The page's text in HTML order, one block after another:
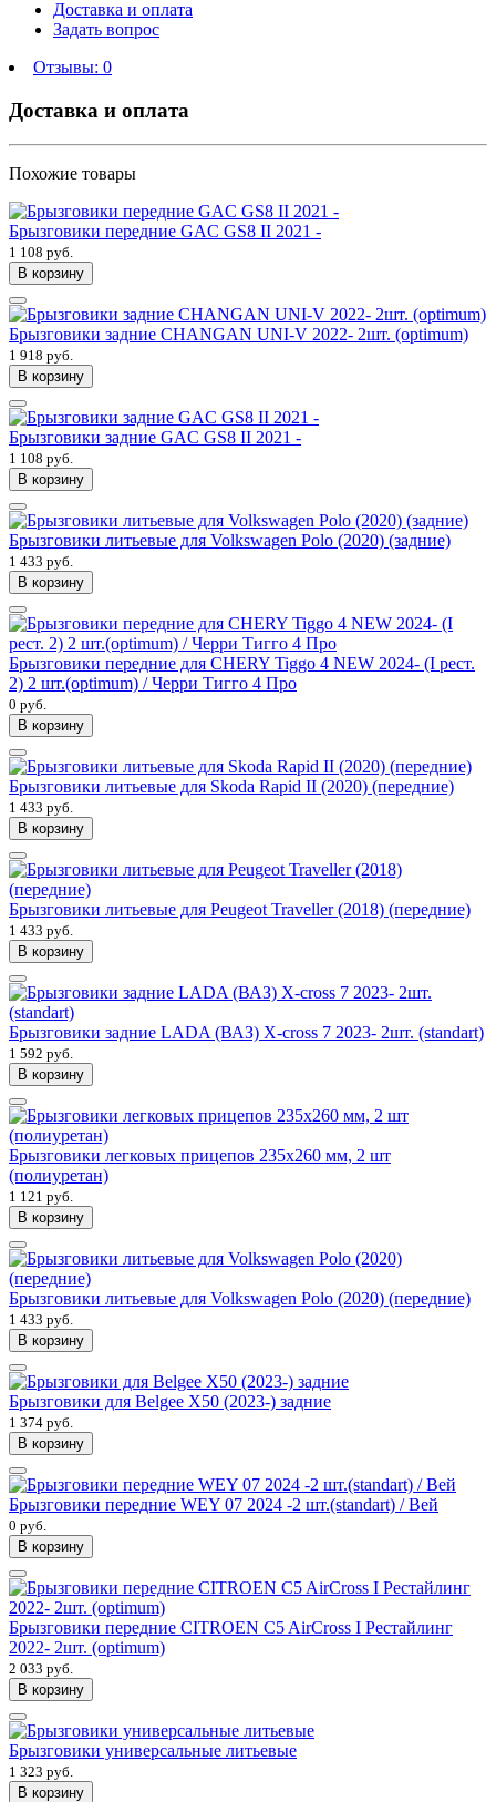
Доставка и оплата
Задать вопрос
Отзывы: 0
Доставка и оплата
Похожие товары
Брызговики передние GAC GS8 II 2021 -
1 108 руб.
В корзину
Брызговики задние CHANGAN UNI-V 2022- 2шт. (optimum)
1 918 руб.
В корзину
Брызговики задние GAC GS8 II 2021 -
1 108 руб.
В корзину
Брызговики литьевые для Volkswagen Polo (2020) (задние)
1 433 руб.
В корзину
Брызговики передние для CHERY Tiggo 4 NEW 2024- (I рест.
2) 2 шт.(optimum) / Черри Тигго 4 Про
0 руб.
В корзину
Брызговики литьевые для Skoda Rapid II (2020) (передние)
1 433 руб.
В корзину
Брызговики литьевые для Peugeot Traveller (2018) (передние)
1 433 руб.
В корзину
Брызговики задние LADA (ВАЗ) X-cross 7 2023- 2шт. (standart)
1 592 руб.
В корзину
Брызговики легковых прицепов 235x260 мм, 2 шт
(полиуретан)
1 121 руб.
В корзину
Брызговики литьевые для Volkswagen Polo (2020) (передние)
1 433 руб.
В корзину
Брызговики для Belgee X50 (2023-) задние
1 374 руб.
В корзину
Брызговики передние WEY 07 2024 -2 шт.(standart) / Вей
0 руб.
В корзину
Брызговики передние CITROEN C5 AirCross I Рестайлинг
2022- 2шт. (optimum)
2 033 руб.
В корзину
Брызговики универсальные литьевые
1 323 руб.
В корзину